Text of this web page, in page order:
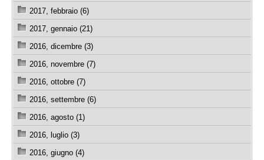
2017, febbraio (6)
2017, gennaio (21)
2016, dicembre (3)
2016, novembre (7)
2016, ottobre (7)
2016, settembre (6)
2016, agosto (1)
2016, luglio (3)
2016, giugno (4)